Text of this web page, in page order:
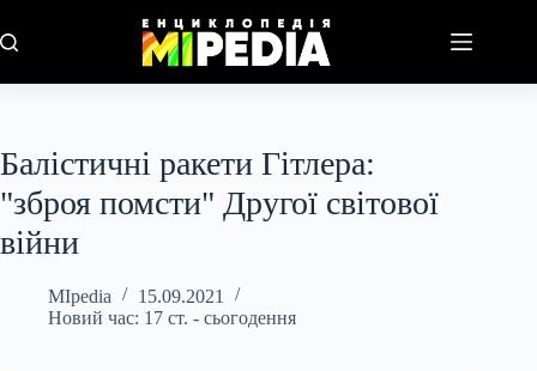
до
вмісту
Балістичні ракети Гітлера:
"зброя помсти" Другої світової
війни
MIpedia
15.09.2021
Новий час: 17 ст. - сьогодення